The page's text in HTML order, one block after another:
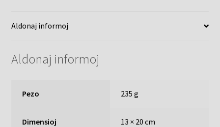
Aldonaj informoj
Aldonaj informoj
Pezo 235 g
Dimensioj 13 × 20 cm